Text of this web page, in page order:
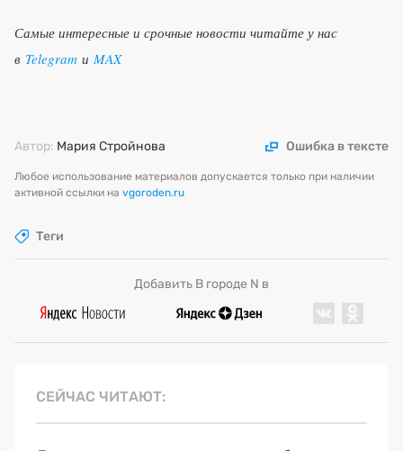
Самые интересные и срочные новости читайте у нас
в Telegram и MAX
Автор: Мария Стройнова Ошибка в тексте
Любое использование материалов допускается только при наличии
активной ссылки на vgoroden.ru
Теги
Добавить В городе N в
СЕЙЧАС ЧИТАЮТ